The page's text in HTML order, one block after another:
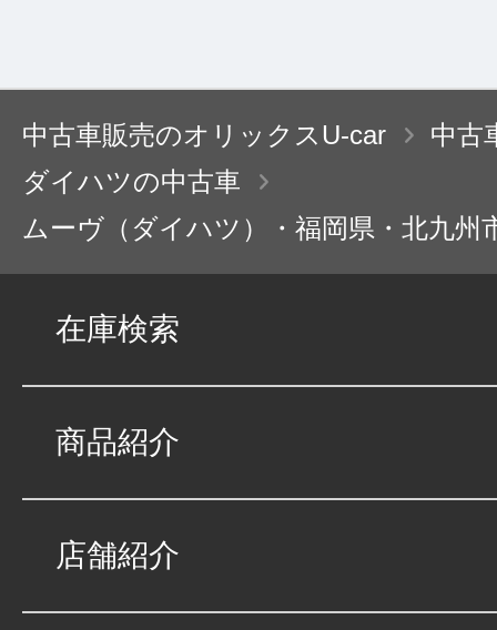
いただきました。
はり安心できる店
が、今回は何の不
たです。
5
総合評価
2022/12/01
タイトルなし
接客：5｜ 雰囲
中古車販売のオリックスU-car
中古
ダイハツの中古車
ムーヴ（ダイハツ）・福岡県・北九州
在庫検索
商品紹介
店舗紹介